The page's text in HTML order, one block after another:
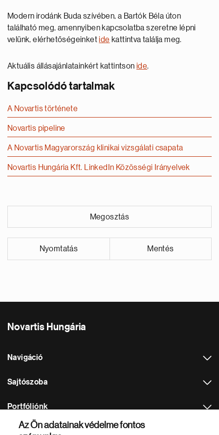
Modern irodánk Buda szívében, a Bartók Béla úton
található meg, amennyiben kapcsolatba szeretne lépni
velünk, elérhetőségeinketide kattintva találja meg.
Aktuális állásajánlatainkért kattintson ide.
Kapcsolódó tartalmak
A Novartis története
Novartis pipeline
A Novartis Magyarország klinikai vizsgálati csapata
Novartis Hungária Kft. LinkedIn Közösségi Irányelvek
Megosztás
Nyomtatás Mentés
Novartis Hungária
Navigáció
Sajtószoba
Portfóliónk
Más Novartis weboldalak
Az Ön adatainak védelme fontos